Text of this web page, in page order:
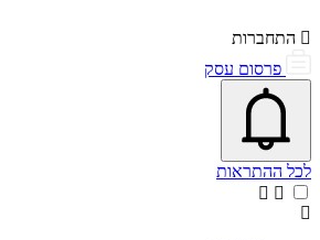
התחברות
פרסום עסק
פתיחת\סגירת מרכז התראות
אייקון פעמון
לכל ההתראות